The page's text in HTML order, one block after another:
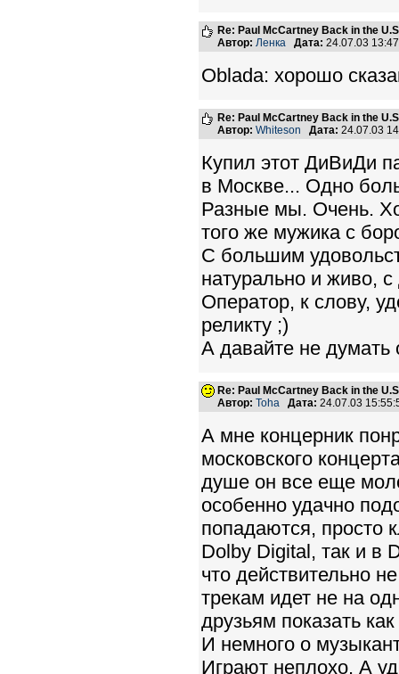
Re: Paul McCartney Back in the
Автор: Ленка Дата: 24.07.03
Oblada: хорошо
Re: Paul McCartney Back in the
Автор: Whiteson Дата: 24.07.03
Купил этот ДиВиДи
в Москве... Одно
Разные мы. Очень.
того же мужика с
С большим
натурально и живо,
Оператор, к слову,
реликту ;)
А давайте не думать
Re: Paul McCartney Back in the
Автор: Toha Дата: 24.07.03
А мне концерник
московского
душе он все еще
особенно удачно
попадаются, просто
Dolby Digital, так и в
что действительно
трекам идет не на
друзьям показать
И немного о
Играют неплохо. А